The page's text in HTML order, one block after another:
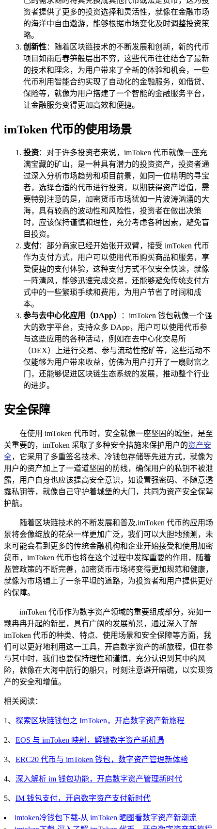
资者提供了更多的投资选择和灵活性，就像在金融市场
的海洋中自由遨游，能够根据市场变化及时调整投资策
略。
创新性：随着区块链技术的不断发展和创新，新的代币
项目如雨后春笋般层出不穷，这些代币往往结合了最新
的技术和理念，为用户带来了全新的体验和机会，一些
代币利用智能合约实现了自动化的金融服务，如借贷、
保险等，就像为用户搭建了一个智能的金融服务平台，
让金融服务变得更加高效和便捷。
imToken 代币的使用场景
投资：对于许多投资者来说，imToken 代币就像一座充
满宝藏的矿山，是一种具有潜力的投资资产，投资者通
过深入分析市场趋势和项目前景，如同一位精明的寻宝
者，选择合适的代币进行投资，以期获得资产增值，需
要特别注意的是，加密货币市场犹如一片波涛汹涌的大
海，具有较高的波动性和风险性，投资者在做出决策
时，应该保持谨慎和理性，充分考虑各种因素，避免盲
目投资。
支付：部分商家已经开始张开双臂，接受 imToken 代币
作为支付方式，用户可以使用代币购买商品和服务，享
受便捷的支付体验，这种支付方式不仅安全快速，就像
一阵清风，能够迅速完成交易，还能够避免传统支付方
式中的一些繁琐手续和费用，为用户节省了时间和成
本。
参与去中心化应用（DApp）
：imToken 钱包就像一个强
大的数字平台，支持众多 DApp，用户可以使用代币参
与这些应用的各种活动，例如在去中心化交易所
（DEX）上进行交易、参与流动性挖矿等，这些活动不
仅能够为用户带来收益，仿佛为用户打开了一扇财富之
门，还能够促进区块链生态系统的发展，推动整个行业
的进步。
安全保障
在使用 imToken 代币时，安全就像一座坚固的城堡，是至
关重要的，imToken 采取了多种安全措施来保护用户的资产安
全，它采用了多重签名技术、冷钱包存储等先进方式，就像为
用户的资产加上了一道道坚固的防线，确保用户的私钥不被泄
露，用户自身也应该提高安全意识，如设置强密码、不随意透
露私钥等，就像自己守护着城堡的大门，共同为资产安全保驾
护航。
随着区块链技术的不断发展和普及,imToken 代币的应用场
景将会像绽放的花朵一样更加广泛，我们可以大胆地预测，未
来可能会看到更多的传统金融机构和企业开始接受和使用加密
货币，imToken 代币也将在这个过程中发挥重要的作用，随着
监管政策的不断完善，加密货币市场将变得更加规范和健康，
就像为市场铺上了一条平坦的道路，为投资者和用户提供更好
的保障。
imToken 代币作为数字资产领域的重要组成部分，宛如一
颗冉冉升起的新星，具有广阔的发展前景，通过深入了解
imToken 代币的种类、特点、使用场景和安全保障等方面，我
们可以更好地利用这一工具，开启数字资产的新旅程，但在参
与其中时，我们也要保持理性和谨慎，充分认识到其中的风
险，就像在大海中航行的船只，时刻注意避开暗礁，以实现资
产的安全和增值。
相关阅读：
1、 探索区块链钱包之 ImToken，开启数字资产新旅程
2、 EOS 与 imToken 映射，解锁数字资产新机遇
3、 ERC20 代币与 imToken 钱包，数字资产管理新体验
4、 深入解析 im 钱包功能，开启数字资产管理新时代
5、 IM 钱包支付，开启数字资产支付新时代
imtoken冷钱包下载-从 imToken 晒图看数字资产新潮流